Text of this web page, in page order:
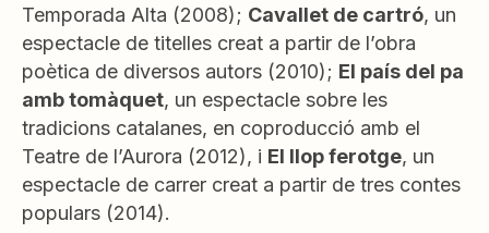
Temporada Alta (2008); Cavallet de cartró, un
espectacle de titelles creat a partir de l’obra
poètica de diversos autors (2010); El país del pa
amb tomàquet, un espectacle sobre les
tradicions catalanes, en coproducció amb el
Teatre de l’Aurora (2012), i El llop ferotge, un
espectacle de carrer creat a partir de tres contes
populars (2014).